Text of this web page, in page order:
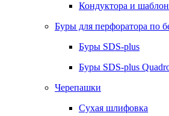
Кондуктора и
Буры для перфоратора по
Буры SDS-plus
Буры SDS-plus
Черепашки
Сухая шлифовка